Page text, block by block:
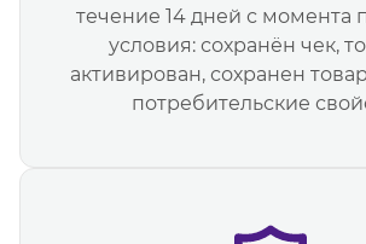
течение 14 дней с момента
условия: сохранён чек,
активирован, сохранен
потребительские